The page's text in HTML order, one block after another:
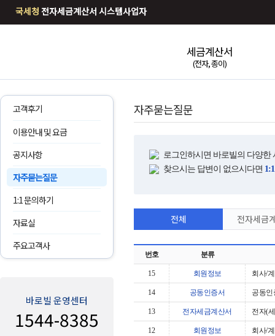
국세청 전자세금계산서 시스템사업자
세금계산서
(전자, 종이)
고객후기
이용안내 및 요금
공지사항
자주묻는질문
1:1 문의하기
자료실
주요고객사
바로빌 운영센터
1544-8385
자주묻는질문
로그인하시면 바로빌의 다양한
찾으시는 답변이 없으시다면
전체 전자세금
번호 분류
15 회원정보 회사/
14 공동인증서 공동인
13 전자세금계산서 전자(
12 회원정보 회사/